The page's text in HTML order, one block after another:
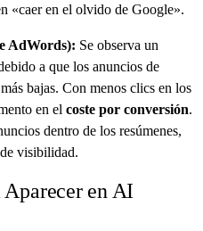
«caer en el olvido de Google».
AdWords): Se observa un
a que los anuncios de
bajas. Con menos clics en los
en el coste por conversión.
dentro de los resúmenes,
visibilidad.
Aparecer en AI